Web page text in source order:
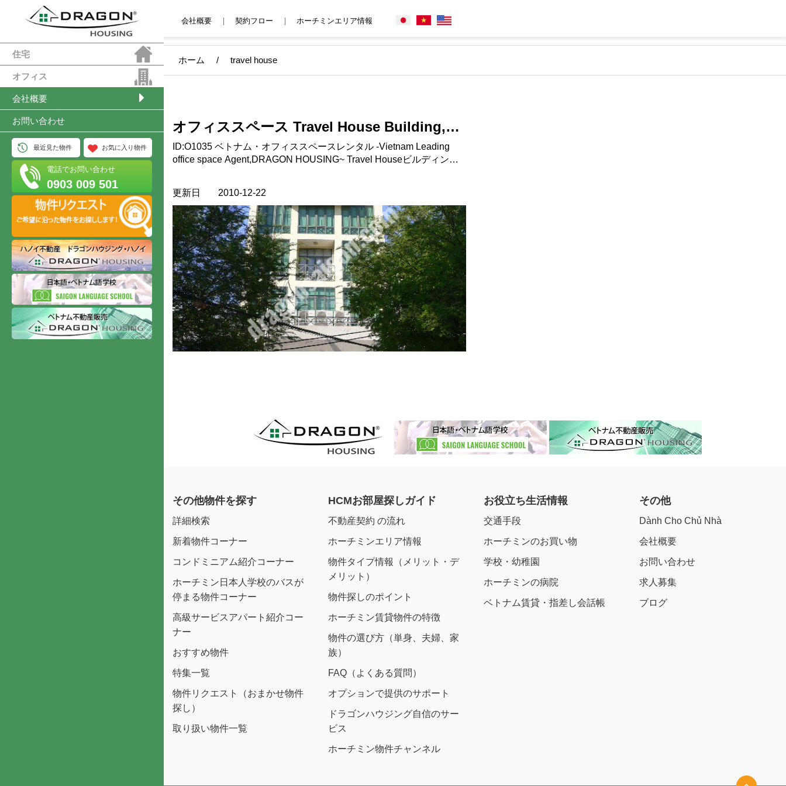
住宅
オフィス
会社概要
お問い合わせ
最近見た物件 お気に入り物件
電話でお問い合わせ
0903 009 501
会社概要 契約フロー ホーチミンエリア情報
ホーム / travel house
更新日 2010-12-22
オフィススペース Travel House Building,
Nam Ky Khoi Nghia st. 3区, ホーチミン市,
ベトナム
ID:O1035 ベトナム・オフィススペースレンタル -Vietnam Leading
office space Agent,DRAGON HOUSING~ Travel Houseビルディング
に含まれないもの： 電気代、電話、インターネット コメント：
https://dragonsaigon.com/
その他物件を探す
詳細検索
新着物件コーナー
コンドミニアム紹介コーナー
ホーチミン日本人学校のバスが
停まる物件コーナー
高級サービスアパート紹介コー
ナー
おすすめ物件
特集一覧
物件リクエスト（おまかせ物件
探し）
取り扱い物件一覧
HCMお部屋探しガイド
不動産契約 の流れ
ホーチミンエリア情報
物件タイプ情報（メリット・デ
メリット）
物件探しのポイント
ホーチミン賃貸物件の特徴
物件の選び方（単身、夫婦、家
族）
FAQ（よくある質問）
オプションで提供のサポート
ドラゴンハウジング自信のサー
ビス
ホーチミン物件チャンネル
お役立ち生活情報
交通手段
ホーチミンのお買い物
学校・幼稚園
ホーチミンの病院
ベトナム賃貸・指差し会話帳
その他
Dành Cho Chủ Nhà
会社概要
お問い合わせ
求人募集
ブログ